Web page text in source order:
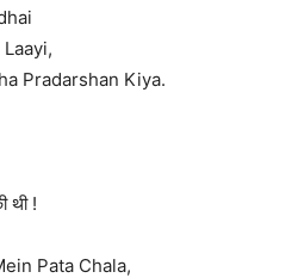
Pradarshan Kiya.
थी !
Pata Chala,